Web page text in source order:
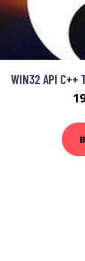
WIN32 API C++